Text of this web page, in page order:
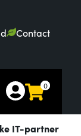
Contact
0
IT-partner